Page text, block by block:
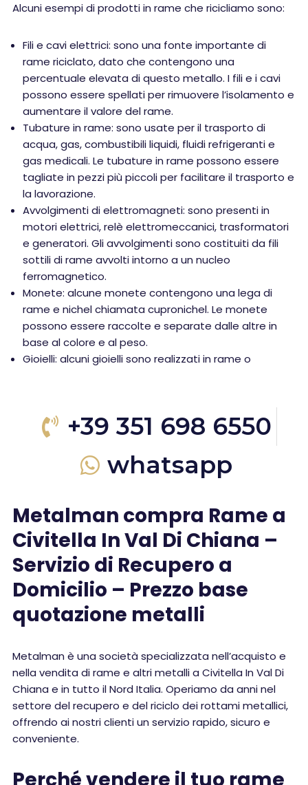
Alcuni esempi di prodotti in rame che ricicliamo sono:
Fili e cavi elettrici: sono una fonte importante di
rame riciclato, dato che contengono una
percentuale elevata di questo metallo. I fili e i cavi
possono essere spellati per rimuovere l’isolamento e
aumentare il valore del rame.
Tubature in rame: sono usate per il trasporto di
acqua, gas, combustibili liquidi, fluidi refrigeranti e
gas medicali. Le tubature in rame possono essere
tagliate in pezzi più piccoli per facilitare il trasporto e
la lavorazione.
Avvolgimenti di elettromagneti: sono presenti in
motori elettrici, relè elettromeccanici, trasformatori
e generatori. Gli avvolgimenti sono costituiti da fili
sottili di rame avvolti intorno a un nucleo
ferromagnetico.
Monete: alcune monete contengono una lega di
rame e nichel chiamata cupronichel. Le monete
possono essere raccolte e separate dalle altre in
base al colore e al peso.
Gioielli: alcuni gioielli sono realizzati in rame o
+39 351 698 6550
whatsapp
Metalman compra Rame a
Civitella In Val Di Chiana –
Servizio di Recupero a
Domicilio – Prezzo base
quotazione metalli
Metalman è una società specializzata nell’acquisto e
nella vendita di rame e altri metalli a Civitella In Val Di
Chiana e in tutto il Nord Italia. Operiamo da anni nel
settore del recupero e del riciclo dei rottami metallici,
offrendo ai nostri clienti un servizio rapido, sicuro e
conveniente.